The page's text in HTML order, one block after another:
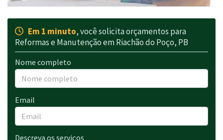
Em 1 minuto, você solicita orçamentos para
Reformas e Manutenção em Riachão do Poço, PB
Nome completo
Email
Descreva os serviços